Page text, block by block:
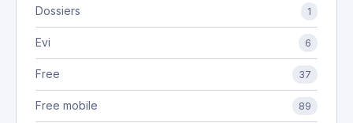
Dossiers 1
Evi 6
Free 37
Free mobile 89